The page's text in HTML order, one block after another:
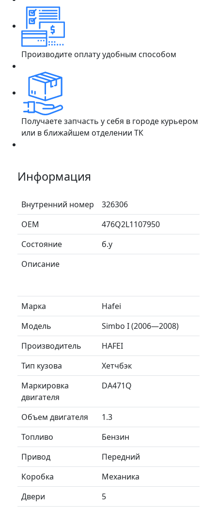
Производите оплату удобным способом
Получаете запчасть у себя в городе курьером
или в ближайшем отделении ТК
Информация
Внутренний номер
326306
ОЕМ
476Q2L1107950
Состояние
б.у
Описание
Марка
Hafei
Модель
Simbo I (2006—2008)
Производитель
HAFEI
Тип кузова
Хетчбэк
Маркировка
двигателя
DA471Q
Объем двигателя
1.3
Топливо
Бензин
Привод
Передний
Коробка
Механика
Двери
5